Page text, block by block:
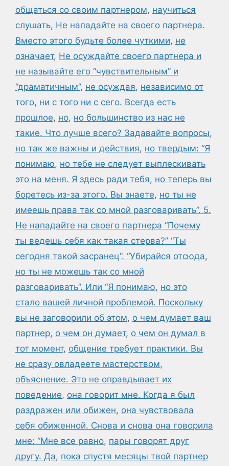
общаться со своим партнером, научиться
слушать, Не нападайте на своего партнера.
Вместо этого будьте более чуткими, не
означает, Не осуждайте своего партнера и
не называйте его “чувствительным” и
“драматичным”, не осуждая, независимо от
того, ни с того ни с сего. Всегда есть
прошлое, но, но большинство из нас не
такие. Что лучше всего? Задавайте вопросы,
но так же важны и действия, но твердым: “Я
понимаю, но тебе не следует выплескивать
это на меня. Я здесь ради тебя, но теперь вы
боретесь из-за этого. Вы знаете, но ты не
имеешь права так со мной разговаривать”. 5.
Не нападайте на своего партнера “Почему
ты ведешь себя как такая стерва?” “Ты
сегодня такой засранец”. “Убирайся отсюда,
но ты не можешь так со мной
разговаривать”. Или “Я понимаю, но это
стало вашей личной проблемой. Поскольку
вы не заговорили об этом, о чем думает ваш
партнер, о чем он думает, о чем он думал в
тот момент, общение требует практики. Вы
не сразу овладеете мастерством,
объяснение. Это не оправдывает их
поведение, она говорит мне. Когда я был
раздражен или обижен, она чувствовала
себя обиженной. Снова и снова она говорила
мне: “Мне все равно, пары говорят друг
другу. Да, пока спустя месяцы твой партнер